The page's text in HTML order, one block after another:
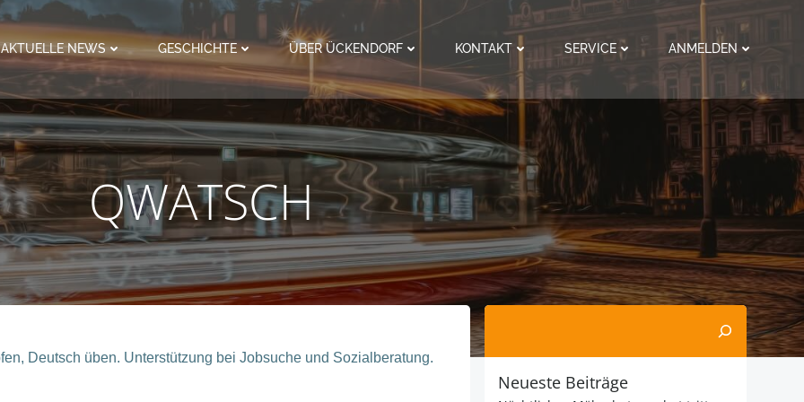
AKTUELLE NEWS GESCHICHTE ÜBER ÜCKENDORF KONTAKT SERVICE ANMELDEN
QWATSCH
Deutsch üben. Unterstützung bei Jobsuche und Sozialberatung.
Suchen
Neueste Beiträge